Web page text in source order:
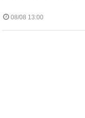
08/08 13:00